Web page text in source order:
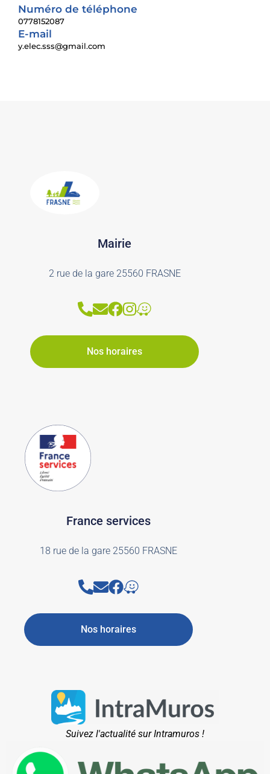
Numéro de téléphone
0778152087
E-mail
y.elec.sss@gmail.com
Mairie
2 rue de la gare 25560 FRASNE
Nos horaires
France services
18 rue de la gare 25560 FRASNE
Nos horaires
Suivez l'actualité sur Intramuros !